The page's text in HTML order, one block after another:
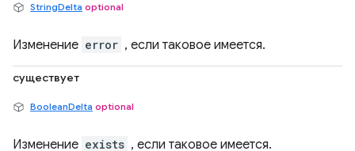
StringDelta optional
Изменение error , если таковое имеется.
существует
BooleanDelta optional
Изменение exists , если таковое имеется.